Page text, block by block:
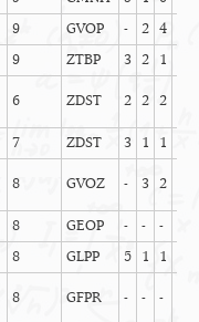
9 GVOP - 2 4
9 ZTBP 3 2 1
6 ZDST 2 2 2
7 ZDST 3 1 1
8 GVOZ - 3 2
8 GEOP - - -
8 GLPP 5 1 1
8 GFPR - - -